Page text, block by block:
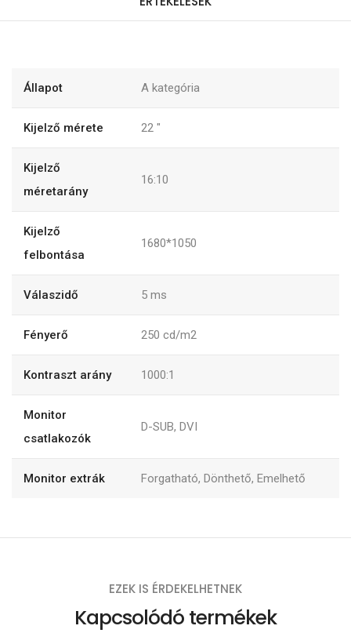
Állapot A kategória
Kijelző mérete 22 "
Kijelző
méretarány
16:10
Kijelző
felbontása
1680*1050
Válaszidő 5 ms
Fényerő 250 cd/m2
Kontraszt arány 1000:1
Monitor
csatlakozók
D-SUB, DVI
Monitor extrák Forgatható, Dönthető, Emelhető
EZEK IS ÉRDEKELHETNEK
Kapcsolódó termékek